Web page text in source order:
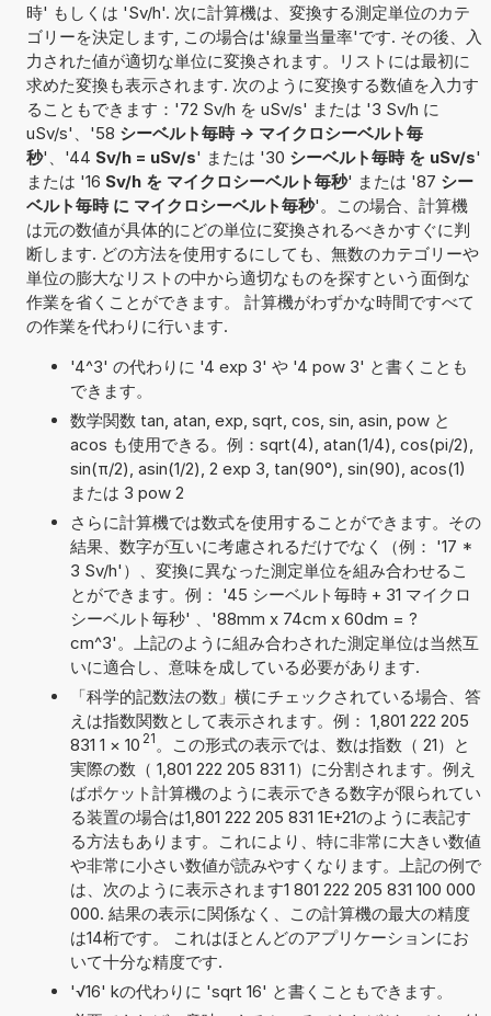
時' もしくは 'Sv/h'. 次に計算機は、変換する測定単位のカテ
ゴリーを決定します, この場合は'線量当量率'です. その後、入
力された値が適切な単位に変換されます。リストには最初に
求めた変換も表示されます. 次のように変換する数値を入力す
ることもできます：'72 Sv/h を uSv/s' または '3 Sv/h に
uSv/s'、'58 シーベルト毎時 -> マイクロシーベルト毎
秒'、'44 Sv/h = uSv/s' または '30 シーベルト毎時 を uSv/s'
または '16 Sv/h を マイクロシーベルト毎秒' または '87 シー
ベルト毎時 に マイクロシーベルト毎秒'。この場合、計算機
は元の数値が具体的にどの単位に変換されるべきかすぐに判
断します. どの方法を使用するにしても、無数のカテゴリーや
単位の膨大なリストの中から適切なものを探すという面倒な
作業を省くことができます。 計算機がわずかな時間ですべて
の作業を代わりに行います.
'4^3' の代わりに '4 exp 3' や '4 pow 3' と書くことも
できます。
数学関数 tan, atan, exp, sqrt, cos, sin, asin, pow と
acos も使用できる。例：sqrt(4), atan(1/4), cos(pi/2),
sin(π/2), asin(1/2), 2 exp 3, tan(90°), sin(90), acos(1)
または 3 pow 2
さらに計算機では数式を使用することができます。その
結果、数字が互いに考慮されるだけでなく（例： '17 *
3 Sv/h'）、変換に異なった測定単位を組み合わせるこ
とができます。例： '45 シーベルト毎時 + 31 マイクロ
シーベルト毎秒' 、'88mm x 74cm x 60dm = ?
cm^3'。上記のように組み合わされた測定単位は当然互
いに適合し、意味を成している必要があります.
「科学的記数法の数」横にチェックされている場合、答
えは指数関数として表示されます。例： 1,801 222 205
831 1 × 10 21 。この形式の表示では、数は指数（ 21）と
実際の数（ 1,801 222 205 831 1）に分割されます。例え
ばポケット計算機のように表示できる数字が限られてい
る装置の場合は1,801 222 205 831 1E+21のように表記す
る方法もあります。これにより、特に非常に大きい数値
や非常に小さい数値が読みやすくなります。上記の例で
は、次のように表示されます1 801 222 205 831 100 000
000. 結果の表示に関係なく、この計算機の最大の精度
は14桁です。 これはほとんどのアプリケーションにお
いて十分な精度です.
'√16' kの代わりに 'sqrt 16' と書くこともできます。